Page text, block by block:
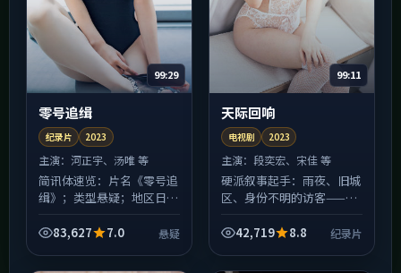
99:29
零号追缉
纪录片 2023
主演：河正宇、汤唯 等
简讯体速览：片名《零号追
缉》；类型悬疑；地区日
克制、压迫感、后劲偏大。
83,627 7.0 悬疑
99:11
天际回响
电视剧 2023
主演：段奕宏、宋佳 等
硬派叙事起手：雨夜、旧城
区、身份不明的访客——
片短篇集里撕下来的某一
42,719 8.8 纪录片